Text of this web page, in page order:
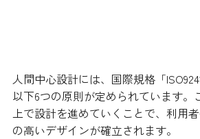
人間中心設計には、国際規格「
以下6つの原則が定められています。
上で設計を進めていくことで、利用
の高いデザインが確立されます。